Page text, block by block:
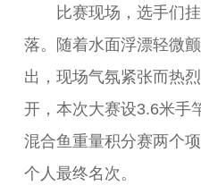
比赛现场，选手们挂
落。随着水面浮漂轻微
出，现场气氛紧张而热
开，本次大赛设3.6米手
混合鱼重量积分赛两个
个人最终名次。